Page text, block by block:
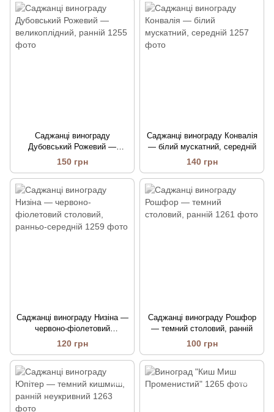
Саджанці винограду
Дубовський Рожевий —
великоплідний, ранній
150 грн
Саджанці винограду Конвалія
— білий мускатний, середній
140 грн
Саджанці винограду Низіна —
червоно-фіолетовий
столовий, ранньо-середній
120 грн
Саджанці винограду Рошфор
— темний столовий, ранній
100 грн